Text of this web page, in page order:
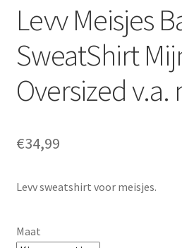
Levv Meisjes
SweatShirt
Oversized v.a.
€34,99
Levv sweatshirt voor meisjes.
Maat